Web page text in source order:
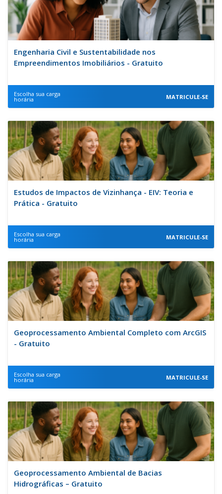
Engenharia Civil e Sustentabilidade nos
Empreendimentos Imobiliários - Gratuito
Escolha sua carga
horária MATRICULE-SE
Estudos de Impactos de Vizinhança - EIV: Teoria e
Prática - Gratuito
Escolha sua carga
horária MATRICULE-SE
Geoprocessamento Ambiental Completo com ArcGIS
- Gratuito
Escolha sua carga
horária MATRICULE-SE
Geoprocessamento Ambiental de Bacias
Hidrográficas – Gratuito